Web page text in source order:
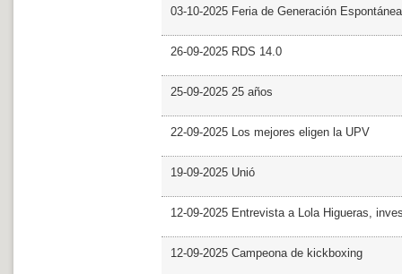
03-10-2025 Feria de Generación Espontánea
26-09-2025 RDS 14.0
25-09-2025 25 años
22-09-2025 Los mejores eligen la UPV
19-09-2025 Unió
12-09-2025 Entrevista a Lola Higueras,
12-09-2025 Campeona de kickboxing